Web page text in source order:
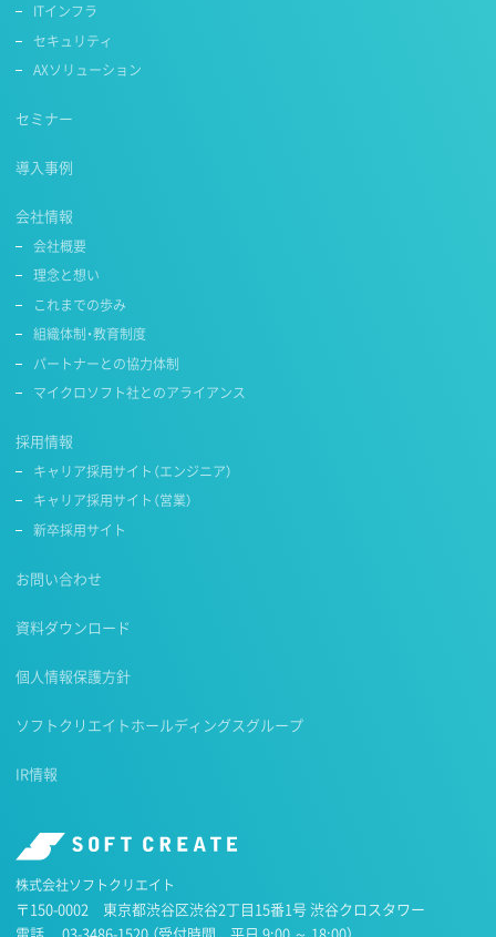
株式会社ソフトクリエイト
〒150-0002 東京都渋谷区渋谷2丁目15番1号 渋谷クロスタワー
ITインフラ
セキュリティ
AXソリューション
セミナー
導入事例
会社情報
会社概要
理念と想い
これまでの歩み
組織体制・教育制度
パートナーとの協力体制
マイクロソフト社とのアライアンス
採用情報
キャリア採用サイト（エンジニア）
キャリア採用サイト（営業）
新卒採用サイト
お問い合わせ
資料ダウンロード
個人情報保護方針
ソフトクリエイトホールディングスグループ
IR情報